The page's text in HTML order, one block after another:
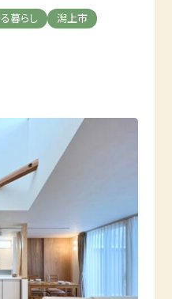
暮らし
潟上市